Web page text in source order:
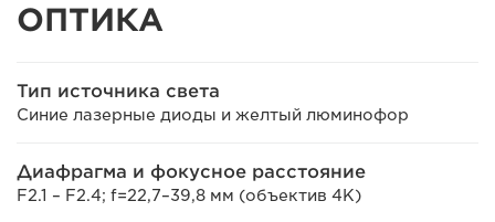
ОПТИКА
Тип источника света
Синие лазерные диоды и желтый люминофор
Диафрагма и фокусное расстояние
F2.1 – F2.4; f=22,7–39,8 мм (объектив 4K)